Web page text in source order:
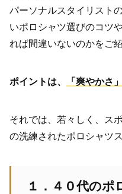
パーソナルスタイリスト
いポロシャツ選びのコツ
れば間違いないのかをご
ポイントは、 「爽やかさ
それでは、若々しく、ス
の洗練されたポロシャツ
１．４０代の